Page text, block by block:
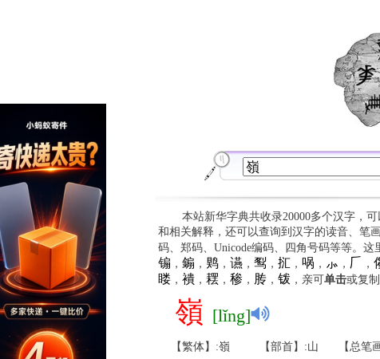
本站新华字典共收录20000多个汉字，
和相关解释，还可以查询到汉字的读音、笔
码、郑码、Unicode编码、四角号码等等。这
䦂 ， 䥇 ， 䴗， 䜩， 䴕， 㧟 ， 㖞 ， ⺗ ， 𠂆 ，
䁖， 䙡， 䎬 ， 䅟， 䏝， 䥽，亲可单击或复
嶺 [lǐng]
【繁体】:嶺 【部首】:山 【总笔